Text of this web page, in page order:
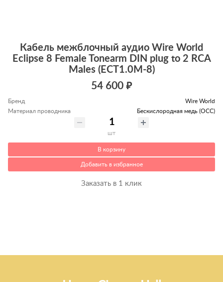
Кабель межблочный аудио Wire World
Eclipse 8 Female Tonearm DIN plug to 2 RCA
Males (ECT1.0M-8)
54 600 ₽
Бренд
Wire World
Материал проводника
Беcкислородная медь (OCC)
шт
В корзину
Добавить в избранное
Заказать в 1 клик